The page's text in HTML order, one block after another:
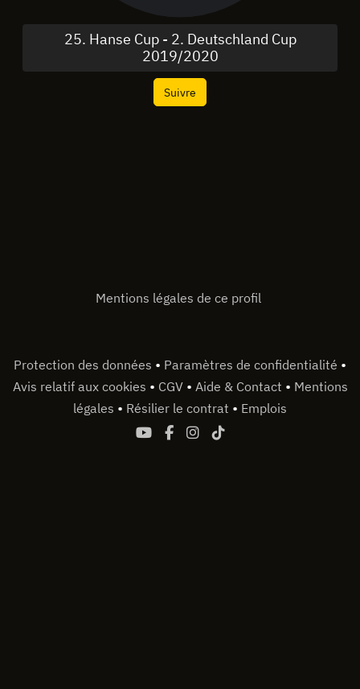
25. Hanse Cup - 2. Deutschland Cup
2019/2020
Suivre
Mentions légales de ce profil
Protection des données • Paramètres de confidentialité •
Avis relatif aux cookies • CGV • Aide & Contact • Mentions
légales • Résilier le contrat • Emplois